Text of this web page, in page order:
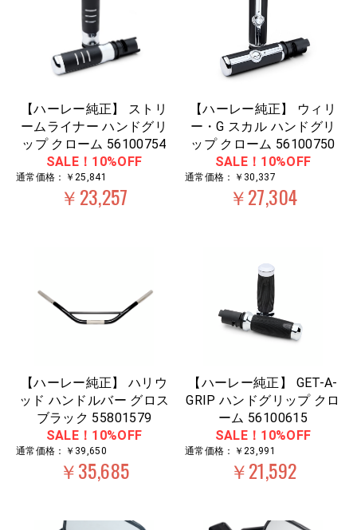
【ハーレー純正】 ストリ
ームライナー ハンドグリ
ップ クローム 56100754
SALE！10%OFF
通常価格：￥25,841
￥23,257
【ハーレー純正】 ウィリ
ー・G スカル ハンドグリ
ップ クローム 56100750
SALE！10%OFF
通常価格：￥30,337
￥27,304
【ハーレー純正】 ハリウ
ッド ハンドルバー グロス
ブラック 55801579
SALE！10%OFF
通常価格：￥39,650
￥35,685
【ハーレー純正】 GET-A-
GRIP ハンドグリップ クロ
ーム 56100615
SALE！10%OFF
通常価格：￥23,991
￥21,592